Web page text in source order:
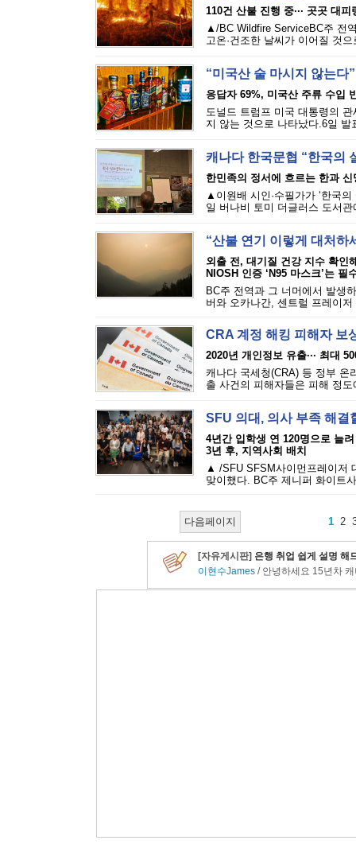
110건 산불 진행 중··· 곳곳 대피
▲/BC Wildfire ServiceBC주 전
고온·건조한 날씨가 이어질 것
“미국산 술 마시지 않는다
응답자 69%, 미국산 주류 수입
도널드 트럼프 미국 대통령의
지 않는 것으로 나타났다.6일
캐나다 한국문협 “한국의
한민족의 정서에 흐르는 한과 신
▲이원배 시인·수필가가 ‘한국
일 버나비 토미 더글러스 도서관
“산불 연기 이렇게 대처하
외출 전, 대기질 건강 지수 확인
NIOSH 인증 ‘N95 마스크’는 필
BC주 전역과 그 너머에서 발생
버와 오카나간, 센트럴 프레이
CRA 계정 해킹 피해자 보
2020년 개인정보 유출··· 최대
캐나다 국세청(CRA) 등 정부 온
출 사건의 피해자들은 피해 정
SFU 의대, 의사 부족 해
4년간 입학생 연 120명으로 늘려
3년 후, 지역사회 배치
▲ /SFU SFSM사이먼프레이저
맞이했다. BC주 제니퍼 화이트
다음페이지 1 2